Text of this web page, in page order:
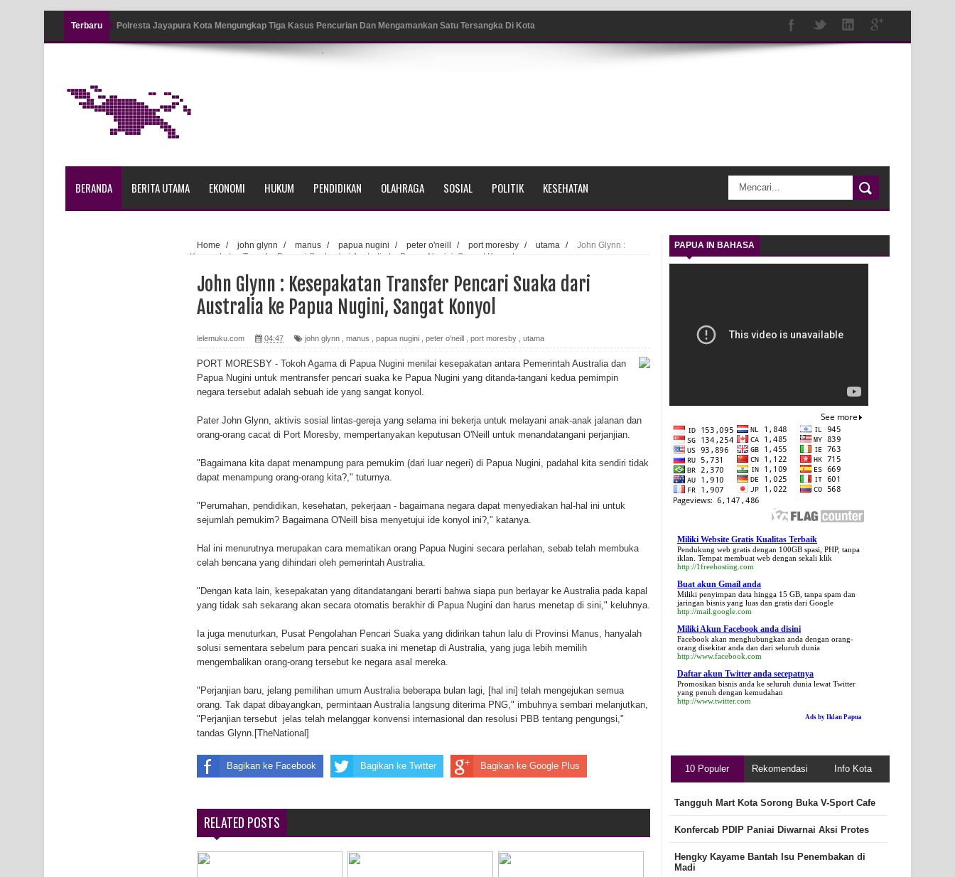
Terbaru Polresta Jayapura Kota Mengungkap Tiga Kasus Pencurian Dan Mengamankan Satu Tersangka Di Kota
Kapolresta Jayapura Kota Mengapresiasi Antusiasme Warga Saat Nonton Bareng Final Piala Dunia 2026 di
Lima Rumah Pribadi Terbakar Di Hamadi Jayapura Selatan
Polres Jayapura Terima Laporan Hilangnya Agustina Ester Bonsapia
Indonesia Turns Remote Papua Frontier into National Food Belt with Mechanized Rice Expansion
Mantan Sekda Jayawijaya Jadi Tersangka Kasus Korupsi Jalan Lingkar
Papuan Artisans Take Center Stage at Indonesia's National Craft Anniversary in Makassar
Air Terjun Memti Pesona Tersembunyi di Kabupaten Pegunungan Arfak
.
BERANDA BERITA UTAMA EKONOMI HUKUM PENDIDIKAN OLAHRAGA SOSIAL POLITIK KESEHATAN
Home / john glynn / manus / papua nugini / peter o'neill / port moresby / utama /
John Glynn :
Kesepakatan Transfer Pencari Suaka dari Australia ke Papua Nugini, Sangat Konyol
John Glynn : Kesepakatan Transfer Pencari Suaka dari
Australia ke Papua Nugini, Sangat Konyol
lelemuku.com 04:47 john glynn manus papua nugini peter o'neill port moresby utama
PORT MORESBY - Tokoh Agama di Papua Nugini menilai kesepakatan antara Pemerintah Australia dan
Papua Nugini untuk mentransfer pencari suaka ke Papua Nugini yang ditanda-tangani kedua pemimpin
negara tersebut adalah sebuah ide yang sangat konyol.
Pater John Glynn, aktivis sosial lintas-gereja yang selama ini bekerja untuk melayani anak-anak jalanan dan
orang-orang cacat di Port Moresby, mempertanyakan keputusan O'Neill untuk menandatangani perjanjian.
"Bagaimana kita dapat menampung para pemukim (dari luar negeri) di Papua Nugini, padahal kita sendiri tidak
dapat menampung orang-orang kita?," tuturnya.
"Perumahan, pendidikan, kesehatan, pekerjaan - bagaimana negara dapat menyediakan hal-hal ini untuk
sejumlah pemukim? Bagaimana O'Neill bisa menyetujui ide konyol ini?," katanya.
Hal ini menurutnya merupakan cara mematikan orang Papua Nugini secara perlahan, sebab telah membuka
celah bencana yang dihindari oleh pemerintah Australia.
"Dengan kata lain, kesepakatan yang ditandatangani berarti bahwa siapa pun berlayar ke Australia pada kapal
yang tidak sah sekarang akan secara otomatis berakhir di Papua Nugini dan harus menetap di sini," keluhnya.
Ia juga menuturkan, Pusat Pengolahan Pencari Suaka yang didirikan tahun lalu di Provinsi Manus, hanyalah
solusi sementara sebelum para pencari suaka ini menetap di Australia, yang juga lebih memilih
mengembalikan orang-orang tersebut ke negara asal mereka.
"Perjanjian baru, jelang pemilihan umum Australia beberapa bulan lagi, [hal ini] telah mengejukan semua
orang. Tak dapat dibayangkan, permintaan Australia langsung diterima PNG," imbuhnya sembari melanjutkan,
"Perjanjian tersebut jelas telah melanggar konvensi internasional dan resolusi PBB tentang pengungsi,"
tandas Glynn.[TheNational]
Bagikan ke Facebook Bagikan ke Twitter Bagikan ke Google Plus
RELATED POSTS
PAPUA IN BAHASA
Miliki Website Gratis Kualitas Terbaik
Pendukung web gratis dengan 100GB spasi, PHP, tanpa
iklan. Tempat membuat web dengan sekali klik
http://1freehosting.com
Buat akun Gmail anda
Miliki penyimpan data hingga 15 GB, tanpa spam dan
jaringan bisnis yang luas dan gratis dari Google
http://mail.google.com
Miliki Akun Facebook anda disini
Facebook akan menghubungkan anda dengan orang-
orang disekitar anda dan dari seluruh dunia
http://www.facebook.com
Daftar akun Twitter anda secepatnya
Promosikan bisnis anda ke seluruh dunia lewat Twitter
yang penuh dengan kemudahan
http://www.twitter.com
Ads by Iklan Papua
10 Populer Rekomendasi Info Kota
Tangguh Mart Kota Sorong Buka V-Sport Cafe
Konfercab PDIP Paniai Diwarnai Aksi Protes
Hengky Kayame Bantah Isu Penembakan di
Madi